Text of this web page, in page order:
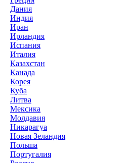
Дания
Индия
Иран
Ирландия
Испания
Италия
Казахстан
Канада
Корея
Куба
Литва
Мексика
Молдавия
Никарагуа
Новая Зеландия
Польша
Португалия